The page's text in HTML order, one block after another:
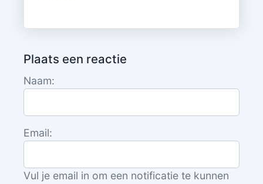
Plaats een reactie
Naam:
Email:
Vul je email in om een notificatie te kunnen